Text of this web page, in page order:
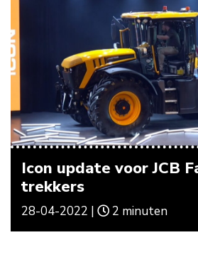
Icon update voor JCB
trekkers
28-04-2022 | 2 minuten